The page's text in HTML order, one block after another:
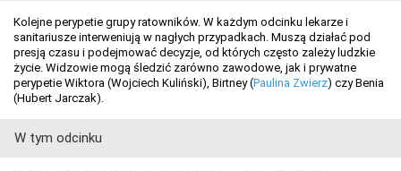
Kolejne perypetie grupy ratowników. W każdym odcinku lekarze i
sanitariusze interweniują w nagłych przypadkach. Muszą działać pod
presją czasu i podejmować decyzje, od których często zależy ludzkie
życie. Widzowie mogą śledzić zarówno zawodowe, jak i prywatne
perypetie Wiktora (Wojciech Kuliński), Birtney (Paulina Zwierz) czy Benia
(Hubert Jarczak).
W tym odcinku